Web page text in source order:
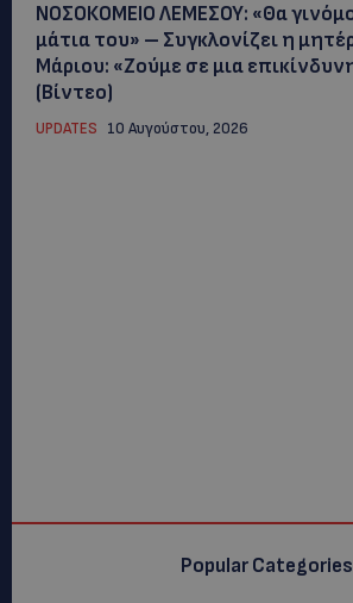
ΝΟΣΟΚΟΜΕΙΟ ΛΕΜΕΣΟΥ: «Θα
μάτια του» – Συγκλονίζει η
Μάριου: «Ζούμε σε μια
(Βίντεο)
UPDATES 10 Αυγούστου, 2026
Popular Categories